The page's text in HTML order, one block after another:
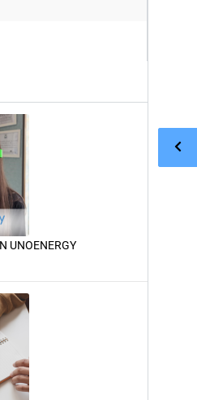
UNOENERGY